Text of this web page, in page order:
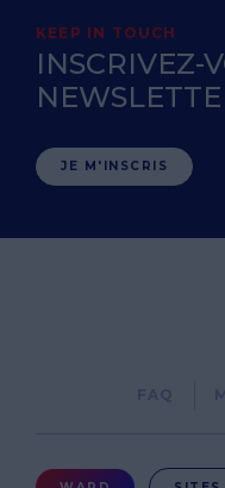
KEEP IN TOUCH
INSCRIVEZ-
JE M'INSCRIS
Menu